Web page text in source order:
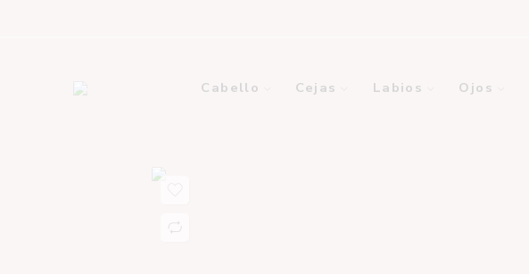
Cabello Cejas Labios Ojos